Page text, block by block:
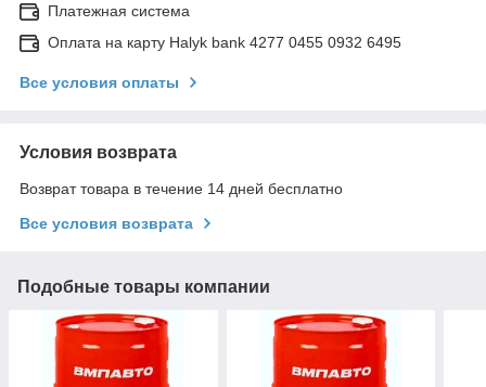
Платежная система
Оплата на карту Halyk bank 4277 0455 0932 6495
Все условия оплаты
Условия возврата
Возврат товара в течение 14 дней бесплатно
Все условия возврата
Подобные товары компании